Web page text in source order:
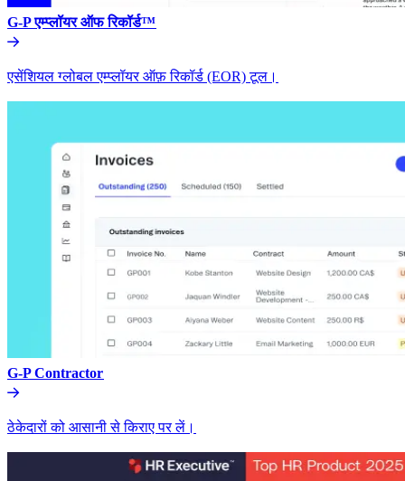
G-P एम्प्लॉयर ऑफ रिकॉर्ड™​​
एसेंशियल ग्लोबल एम्प्लॉयर ऑफ़ रिकॉर्ड (EOR) टूल।​​
G-P Contractor​​
ठेकेदारों को आसानी से किराए पर लें।​​